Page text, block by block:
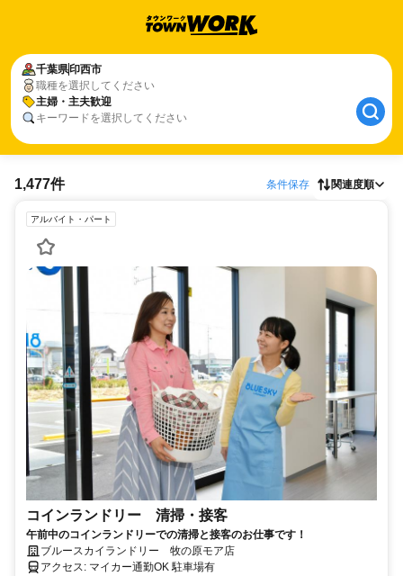
千葉県印西市
職種を選択してください
主婦・主夫歓迎
キーワードを選択してください
1,477件 条件保存 関連度順
アルバイト・パート
コインランドリー 清掃・接客
午前中のコインランドリーでの清掃と接客のお仕事です！
ブルースカイランドリー 牧の原モア店
アクセス: マイカー通勤OK 駐車場有